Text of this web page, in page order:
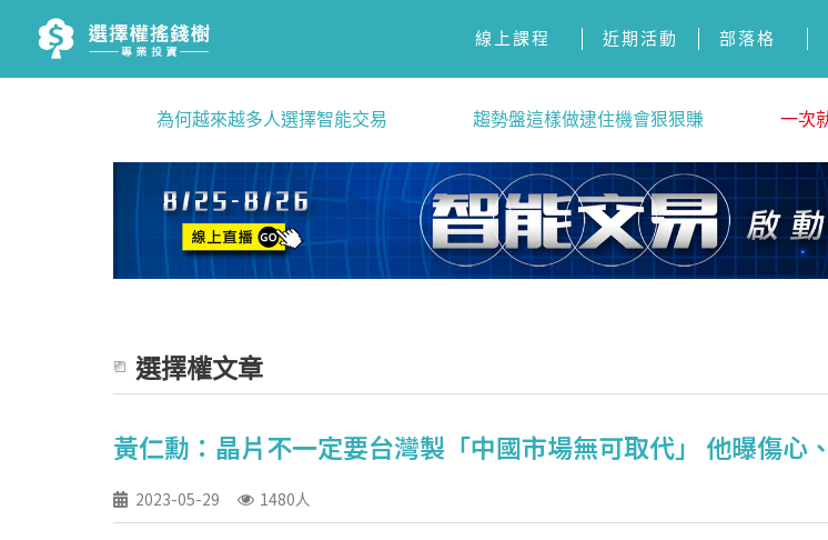
線上課程 近期活動 部落格
為何越來越多人選擇智能交易 趨勢盤這樣做逮住機會狠狠賺 一次
選擇權文章
黃仁勳：晶片不一定要台灣製「中國市場無可取代」 他曝傷心
2023-05-29 1480人